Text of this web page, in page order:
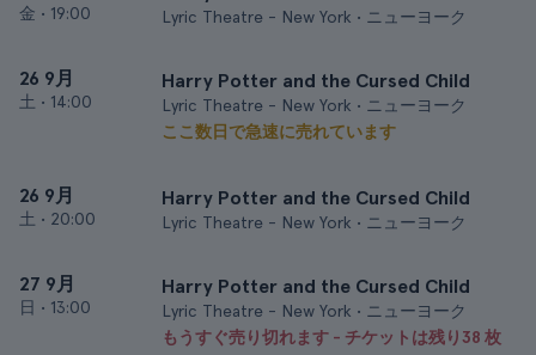
金 • 19:00 Lyric Theatre - New York • ニューヨーク
26 9月
土 • 14:00
Harry Potter and the Cursed Child
Lyric Theatre - New York • ニューヨーク
ここ数日で急速に売れています
26 9月
土 • 20:00
Harry Potter and the Cursed Child
Lyric Theatre - New York • ニューヨーク
27 9月
日 • 13:00
Harry Potter and the Cursed Child
Lyric Theatre - New York • ニューヨーク
もうすぐ売り切れます - チケットは残り38 枚